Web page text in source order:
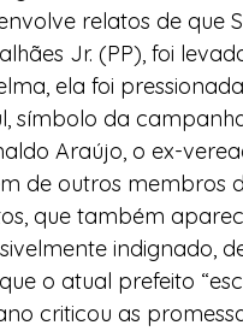
Comemorativas
relatos de que
Jr. (PP), foi
ela foi
símbolo da
Araújo, o ex-
de outros membros
que também
indignado,
o atual prefeito
criticou as